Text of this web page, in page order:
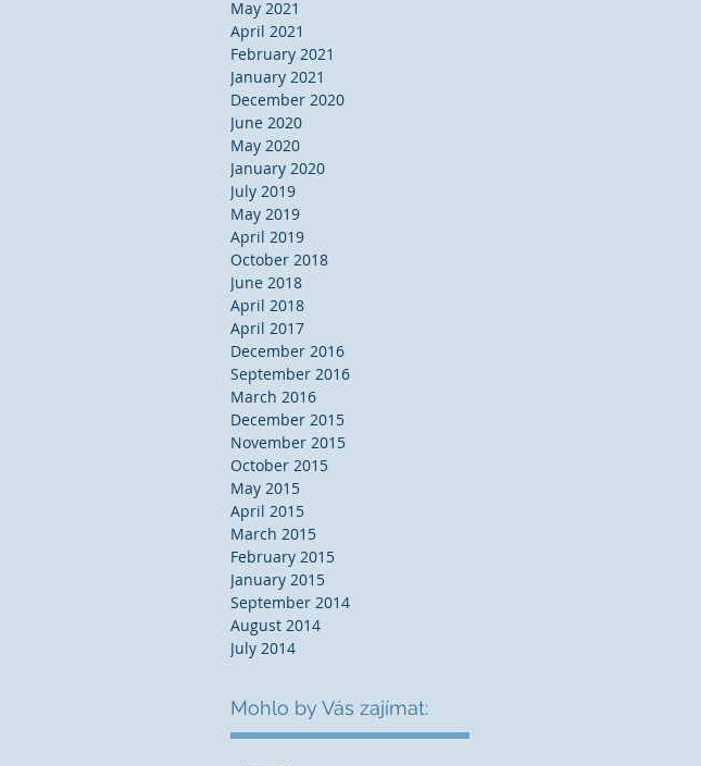
May 2021
April 2021
February 2021
January 2021
December 2020
June 2020
May 2020
January 2020
July 2019
May 2019
April 2019
October 2018
June 2018
April 2018
April 2017
December 2016
September 2016
March 2016
December 2015
November 2015
October 2015
May 2015
April 2015
March 2015
February 2015
January 2015
September 2014
August 2014
July 2014
Mohlo by Vás zajímat: